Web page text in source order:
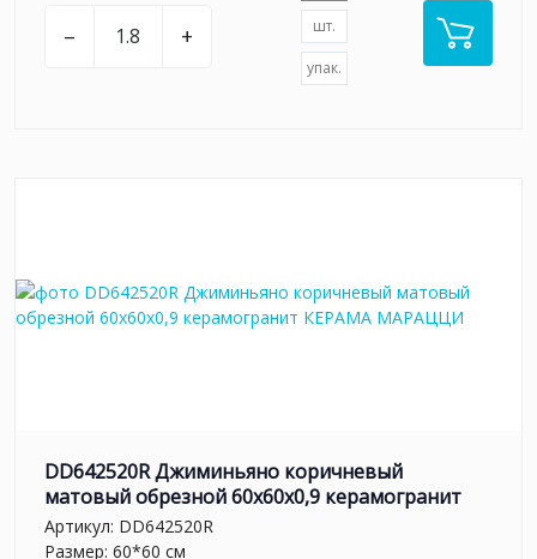
– + шт.
упак.
DD642520R Джиминьяно коричневый
матовый обрезной 60х60x0,9 керамогранит
Артикул: DD642520R
Размер: 60*60 см